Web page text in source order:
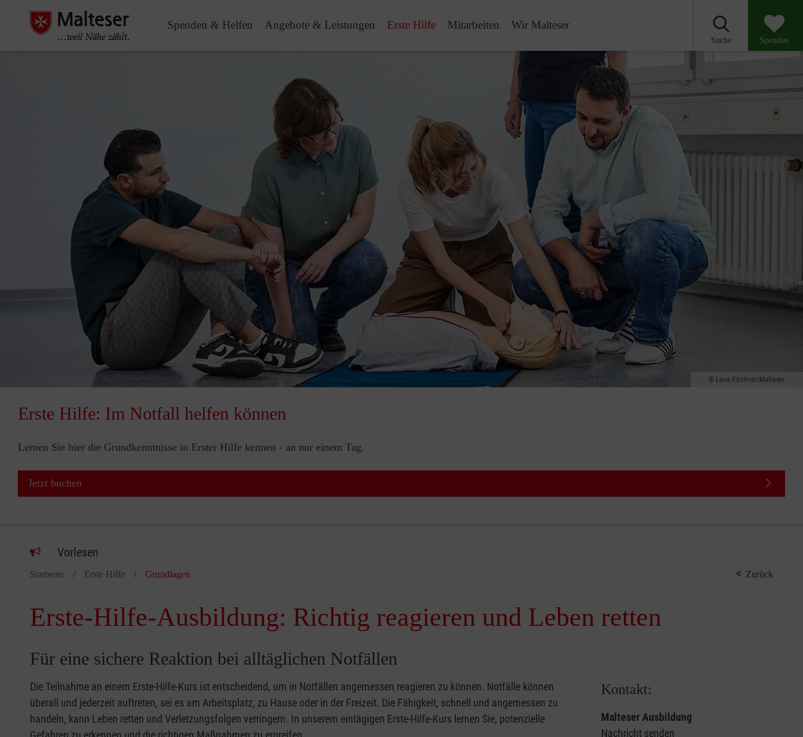
Spenden & Helfen Angebote & Leistungen Erste Hilfe Mitarbeiten Wir Malteser
Suche Spenden
Lena Kirchner/Malteser
Erste Hilfe: Im Notfall helfen können
Lernen Sie hier die Grundkenntnisse in Erster Hilfe kennen - an nur einem Tag.
Jetzt buchen
Vorlesen
Startseite Erste Hilfe Grundlagen Zurück
Erste-Hilfe-Ausbildung: Richtig reagieren und Leben retten
Für eine sichere Reaktion bei alltäglichen Notfällen
Die Teilnahme an einem Erste-Hilfe-Kurs ist entscheidend, um in Notfällen angemessen reagieren zu können. Notfälle können
überall und jederzeit auftreten, sei es am Arbeitsplatz, zu Hause oder in der Freizeit. Die Fähigkeit, schnell und angemessen zu
handeln, kann Leben retten und Verletzungsfolgen verringern. In unserem eintägigen Erste-Hilfe-Kurs lernen Sie, potenzielle
Kontakt:
Malteser Ausbildung
Nachricht senden